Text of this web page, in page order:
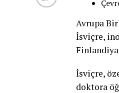
Avrupa
İsviçre,
İsviçre,
doktora